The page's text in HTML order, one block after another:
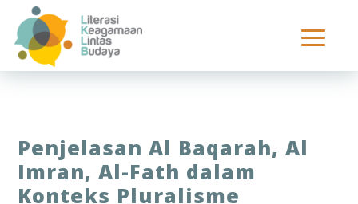
Penjelasan Al Baqarah, Al
Imran, Al-Fath dalam
Konteks Pluralisme